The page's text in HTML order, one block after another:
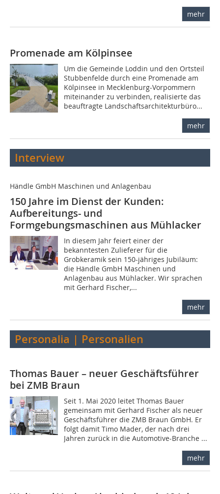
mehr
Promenade am Kölpinsee
Um die Gemeinde Loddin und den Ortsteil
Stubbenfelde durch eine Promenade am
Kölpinsee in Mecklenburg-Vorpommern
miteinander zu verbinden, realisierte das
beauftragte Landschaftsarchitekturbüro...
mehr
Interview
Händle GmbH Maschinen und Anlagenbau
150 Jahre im Dienst der Kunden:
Aufbereitungs- und
Formgebungsmaschinen aus Mühlacker
In diesem Jahr feiert einer der
bekanntesten Zulieferer für die
Grobkeramik sein 150-jähriges Jubiläum:
die Händle GmbH Maschinen und
Anlagenbau aus Mühlacker. Wir sprachen
mit Gerhard Fischer,...
mehr
Personalia | Personalien
Thomas Bauer – neuer Geschäftsführer
bei ZMB Braun
Seit 1. Mai 2020 leitet Thomas Bauer
gemeinsam mit Gerhard Fischer als neuer
Geschäftsführer die ZMB Braun GmbH. Er
folgt damit Timo Mader, der nach drei
Jahren zurück in die Automotive-Branche ...
mehr